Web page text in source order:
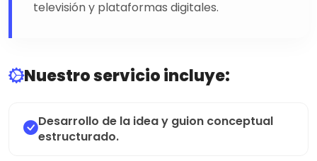
televisión y plataformas digitales.
Nuestro servicio incluye:
Desarrollo de la idea y guion conceptual
estructurado.